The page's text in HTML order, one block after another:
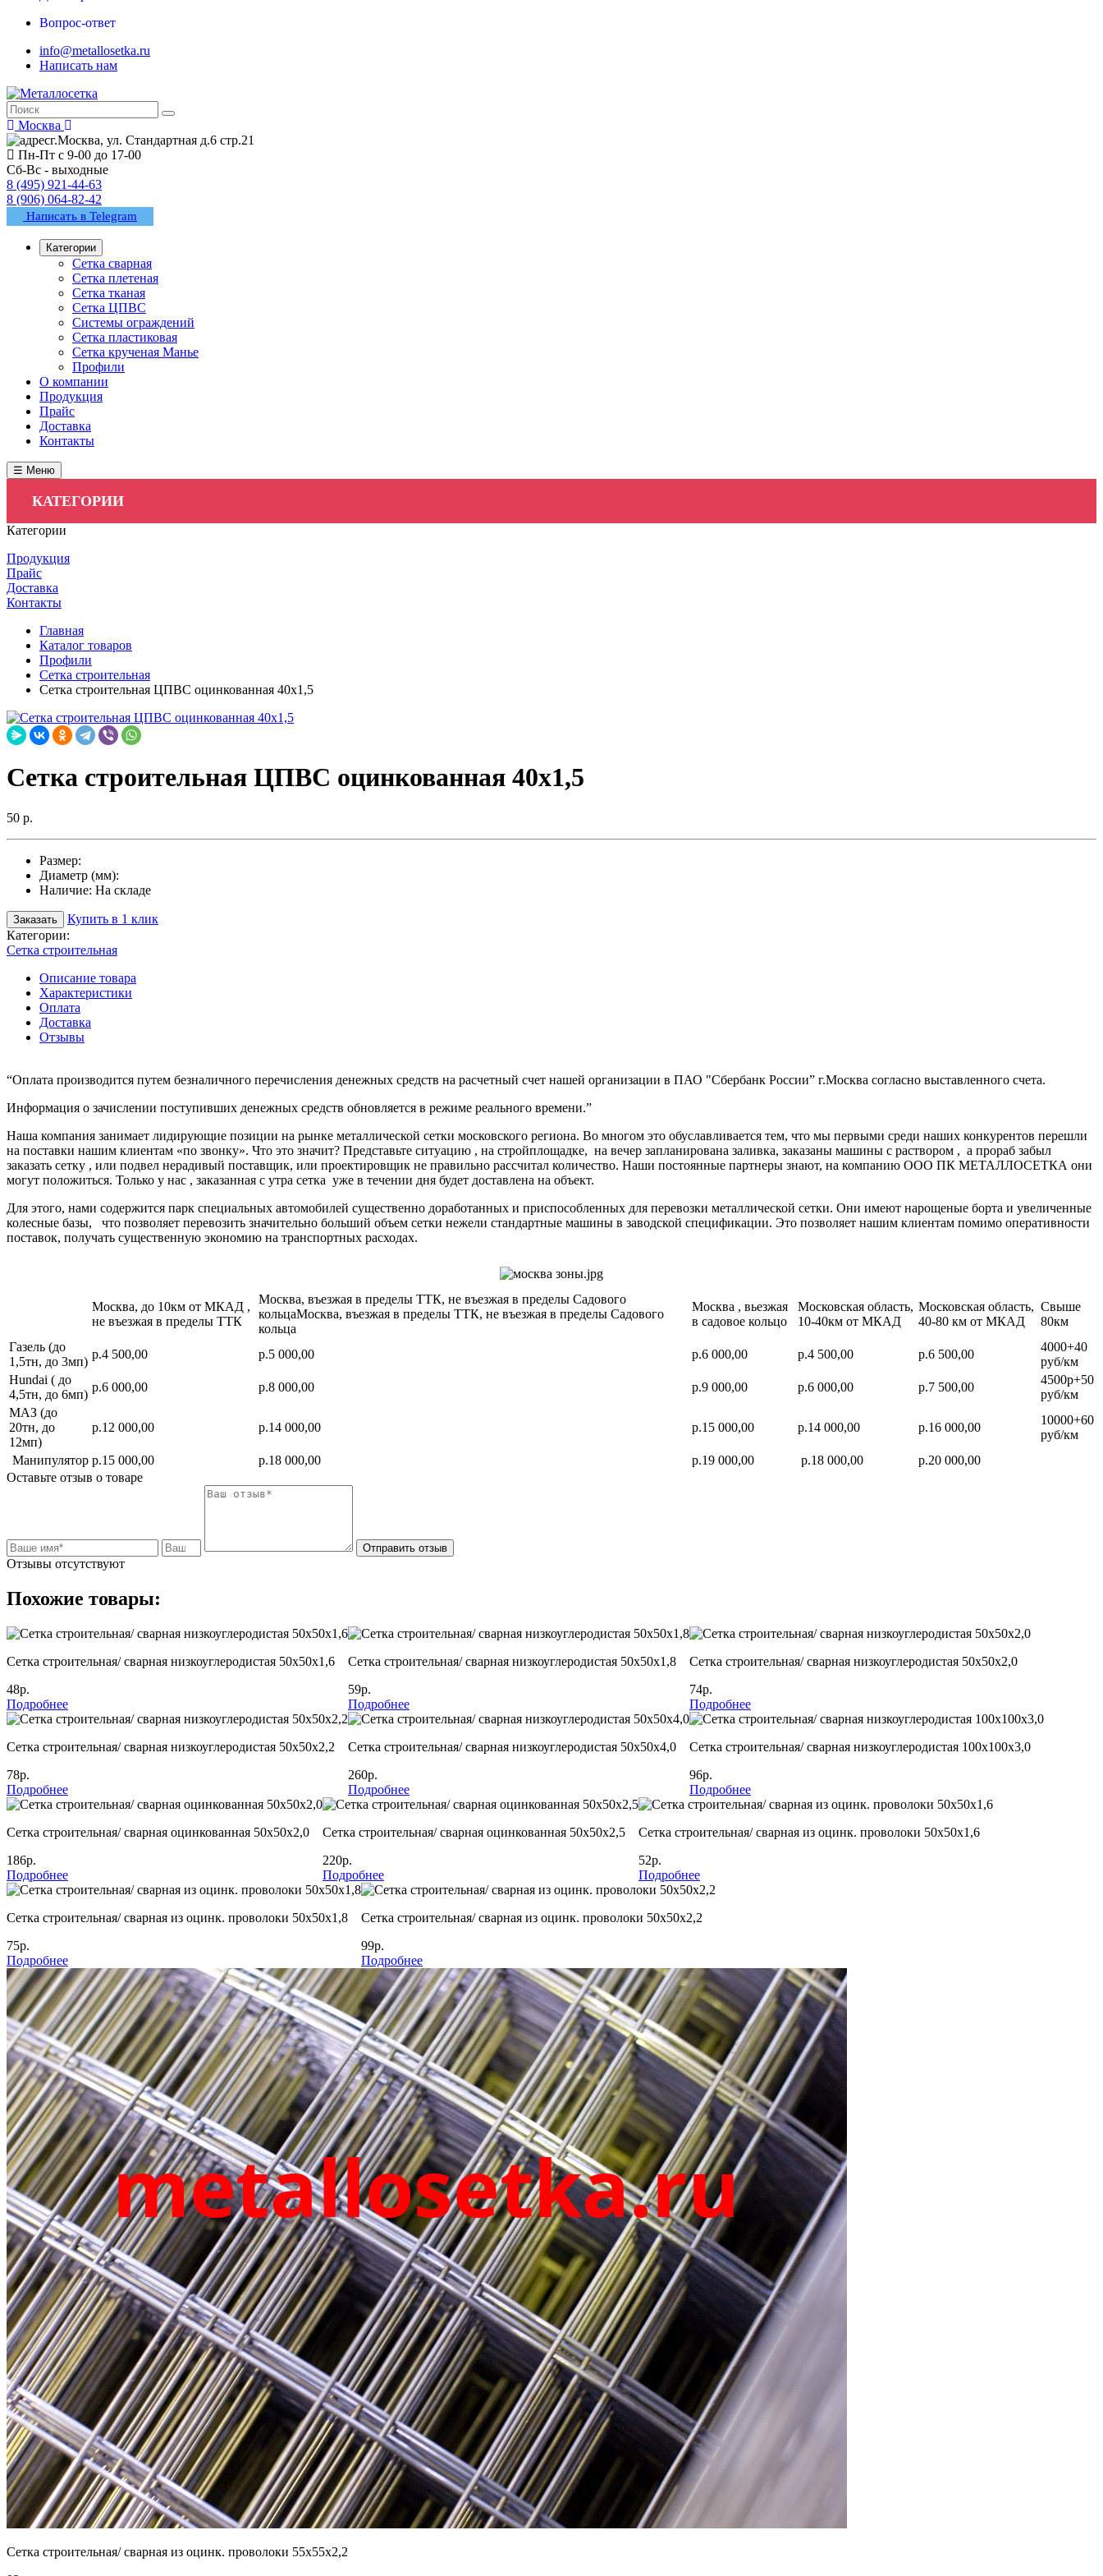
Вопрос-ответ
info@metallosetka.ru
Написать нам
Москва
г.Москва, ул. Стандартная д.6 стр.21
Пн-Пт с 9-00 до 17-00
Сб-Вс - выходные
8 (495) 921-44-63
8 (906) 064-82-42
Написать в Telegram
Категории
Сетка сварная
Сетка плетеная
Сетка тканая
Сетка ЦПВС
Системы ограждений
Сетка пластиковая
Сетка крученая Манье
Профили
О компании
Продукция
Прайс
Доставка
Контакты
☰ Меню
КАТЕГОРИИ
Категории
Продукция
Прайс
Доставка
Контакты
Главная
Каталог товаров
Профили
Сетка строительная
Сетка строительная ЦПВС оцинкованная 40х1,5
Сетка строительная ЦПВС оцинкованная 40х1,5
50 р.
Размер:
Диаметр (мм):
Наличие: На складе
Заказать
Купить в 1 клик
Категории:
Сетка строительная
Описание товара
Характеристики
Оплата
Доставка
Отзывы
“Оплата производится путем безналичного перечисления денежных средств на расчетный счет нашей организации в ПАО "Сбербанк России” г.Москва согласно выставленного счета.
Информация о зачислении поступивших денежных средств обновляется в режиме реального времени.”
Наша компания занимает лидирующие позиции на рынке металлической сетки московского региона. Во многом это обуславливается тем, что мы первыми среди наших конкурентов перешли
на поставки нашим клиентам «по звонку». Что это значит? Представьте ситуацию , на стройплощадке, на вечер запланирована заливка, заказаны машины с раствором , а прораб забыл
заказать сетку , или подвел нерадивый поставщик, или проектировщик не правильно рассчитал количество. Наши постоянные партнеры знают, на компанию ООО ПК МЕТАЛЛОСЕТКА они
могут положиться. Только у нас , заказанная с утра сетка уже в течении дня будет доставлена на объект.
Для этого, нами содержится парк специальных автомобилей существенно доработанных и приспособленных для перевозки металлической сетки. Они имеют нарощеные борта и увеличенные
колесные базы, что позволяет перевозить значительно больший объем сетки нежели стандартные машины в заводской спецификации. Это позволяет нашим клиентам помимо оперативности
поставок, получать существенную экономию на транспортных расходах.
Москва, до 10км от МКАД ,
не въезжая в пределы ТТК
Москва, въезжая в пределы ТТК, не въезжая в пределы Садового
кольцаМосква, въезжая в пределы ТТК, не въезжая в пределы Садового
кольца
Москва , вьезжая
в садовое кольцо
Московская область,
10-40км от МКАД
Московская область,
40-80 км от МКАД
Свыше
80км
Газель (до
1,5тн, до 3мп)
р.4 500,00 р.5 000,00 р.6 000,00 р.4 500,00 р.6 500,00
4000+40
руб/км
Hundai ( до
4,5тн, до 6мп)
р.6 000,00 р.8 000,00 р.9 000,00 р.6 000,00 р.7 500,00
4500р+50
руб/км
МАЗ (до
20тн, до
12мп)
р.12 000,00 р.14 000,00 р.15 000,00 р.14 000,00 р.16 000,00
10000+60
руб/км
Манипулятор р.15 000,00 р.18 000,00 р.19 000,00 р.18 000,00
р.20 000,00
Оставьте отзыв о товаре
Отправить отзыв
Отзывы отсутствуют
Похожие товары:
Сетка строительная/ сварная низкоуглеродистая 50х50х1,6
48р.
Подробнее
Сетка строительная/ сварная низкоуглеродистая 50х50х1,8
59р.
Подробнее
Сетка строительная/ сварная низкоуглеродистая 50х50х2,0
74р.
Подробнее
Сетка строительная/ сварная низкоуглеродистая 50х50х2,2
78р.
Подробнее
Сетка строительная/ сварная низкоуглеродистая 50х50х4,0
260р.
Подробнее
Сетка строительная/ сварная низкоуглеродистая 100х100х3,0
96р.
Подробнее
Сетка строительная/ сварная оцинкованная 50х50х2,0
186р.
Подробнее
Сетка строительная/ сварная оцинкованная 50х50х2,5
220р.
Подробнее
Сетка строительная/ сварная из оцинк. проволоки 50х50х1,6
52р.
Подробнее
Сетка строительная/ сварная из оцинк. проволоки 50х50х1,8
75р.
Подробнее
Сетка строительная/ сварная из оцинк. проволоки 50х50х2,2
99р.
Подробнее
Сетка строительная/ сварная из оцинк. проволоки 55х55х2,2